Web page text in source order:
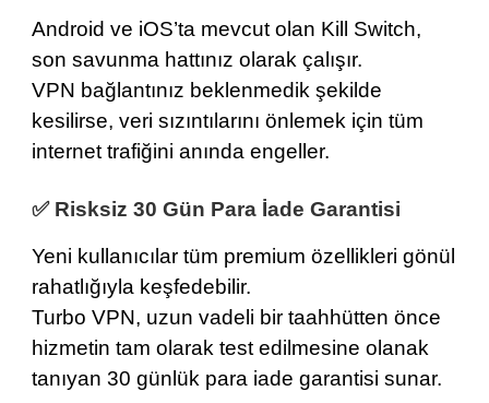
Android ve iOS’ta mevcut olan Kill Switch,
son savunma hattınız olarak çalışır.
VPN bağlantınız beklenmedik şekilde
kesilirse, veri sızıntılarını önlemek için tüm
internet trafiğini anında engeller.
✅ Risksiz 30 Gün Para İade Garantisi
Yeni kullanıcılar tüm premium özellikleri gönül
rahatlığıyla keşfedebilir.
Turbo VPN, uzun vadeli bir taahhütten önce
hizmetin tam olarak test edilmesine olanak
tanıyan 30 günlük para iade garantisi sunar.